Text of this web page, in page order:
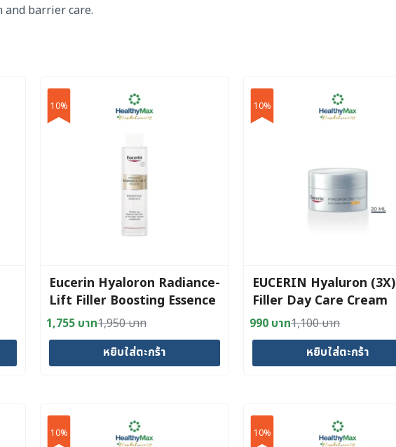
and barrier care.
10%
Eucerin Hyaloron Radiance-
Lift Filler Boosting Essence
100 ml 1,950บาท
Original
price
was:
1,755 บาท
Current
price
is:
หยิบใส่ตะกร้า
10%
EUCERIN Hyaluron (3X)
Filler Day Care Cream
SPF30 20 ml
1,100บาท
Original
price
was:
990 บาท
Current
price
is:
หยิบใส่ตะกร้า
10% 10%